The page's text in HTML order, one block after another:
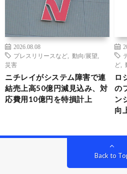
2026.08.08
プレスリリースなど
動向/展望
災害
ニチレイがシステム障害で連
結売上高50億円減見込み、対
応費用10億円を特損計上
ど
ロ
の
ン
向
Back to